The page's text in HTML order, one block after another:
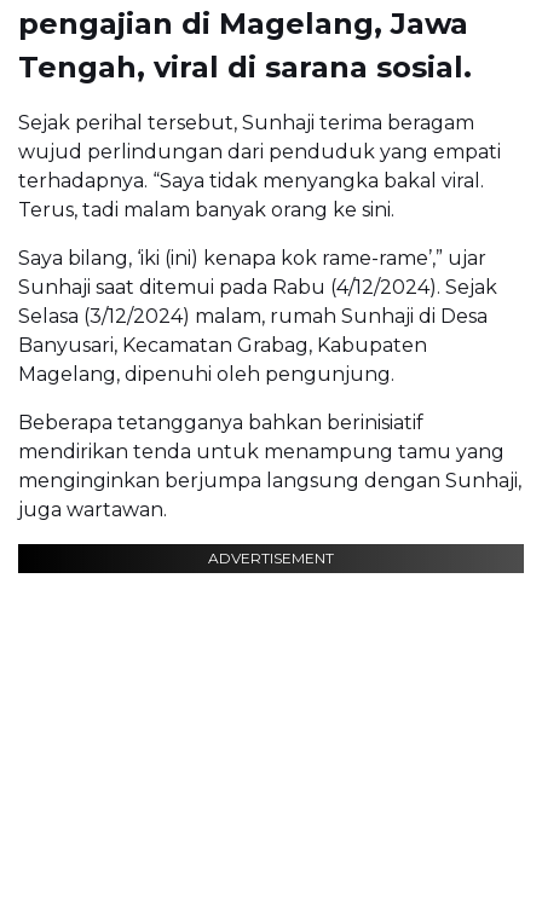
pengajian di Magelang, Jawa
Tengah, viral di sarana sosial.
Sejak perihal tersebut, Sunhaji terima beragam
wujud perlindungan dari penduduk yang empati
terhadapnya. “Saya tidak menyangka bakal viral.
Terus, tadi malam banyak orang ke sini.
Saya bilang, ‘iki (ini) kenapa kok rame-rame’,” ujar
Sunhaji saat ditemui pada Rabu (4/12/2024). Sejak
Selasa (3/12/2024) malam, rumah Sunhaji di Desa
Banyusari, Kecamatan Grabag, Kabupaten
Magelang, dipenuhi oleh pengunjung.
Beberapa tetangganya bahkan berinisiatif
mendirikan tenda untuk menampung tamu yang
menginginkan berjumpa langsung dengan Sunhaji,
juga wartawan.
ADVERTISEMENT